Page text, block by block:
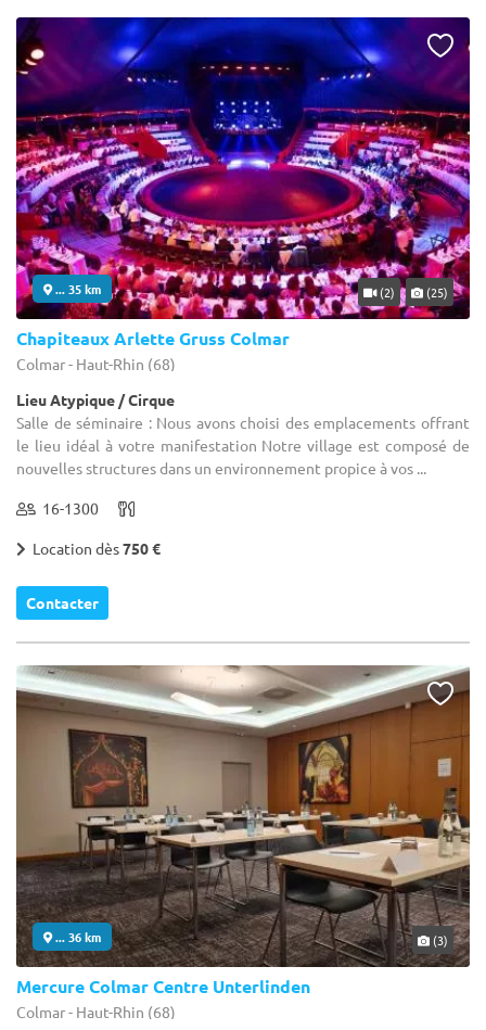
... 35 km (2) (25)
Chapiteaux Arlette Gruss Colmar
Colmar - Haut-Rhin (68)
Lieu Atypique / Cirque
Salle de séminaire : Nous avons choisi des emplacements offrant
le lieu idéal à votre manifestation Notre village est composé de
nouvelles structures dans un environnement propice à vos ...
16-1300
Location dès750 €
Contacter
... 36 km (3)
Mercure Colmar Centre Unterlinden
Colmar - Haut-Rhin (68)